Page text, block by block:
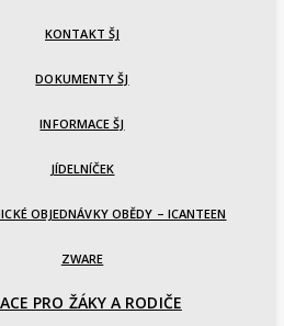
KONTAKT ŠJ
DOKUMENTY ŠJ
INFORMACE ŠJ
JÍDELNÍČEK
OBJEDNÁVKY OBĚDY – ICANTEEN
ZWARE
PRO ŽÁKY A RODIČE